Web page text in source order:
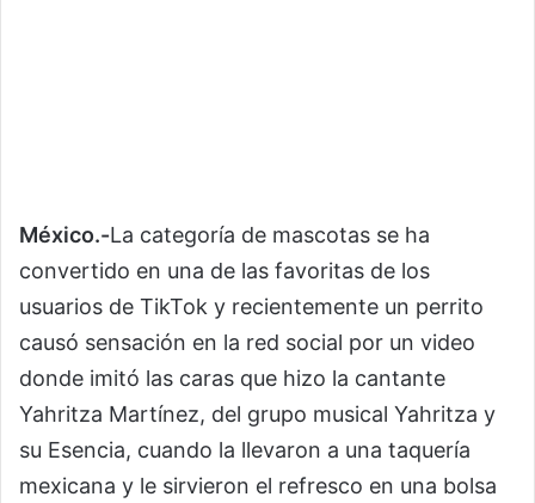
México.-La categoría de mascotas se ha
convertido en una de las favoritas de los
usuarios de TikTok y recientemente un perrito
causó sensación en la red social por un video
donde imitó las caras que hizo la cantante
Yahritza Martínez, del grupo musical Yahritza y
su Esencia, cuando la llevaron a una taquería
mexicana y le sirvieron el refresco en una bolsa